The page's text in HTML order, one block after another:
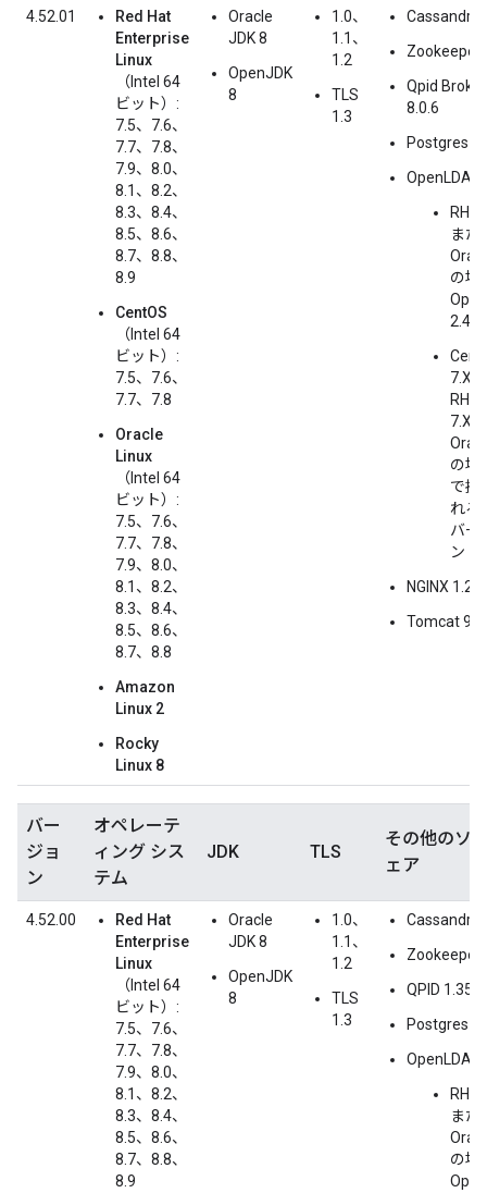
4.52.01
Red Hat
Enterprise
Linux
（Intel 64
ビット）:
7.5、7.6、
7.7、7.8、
7.9、8.0、
8.1、8.2、
8.3、8.4、
8.5、8.6、
8.7、8.8、
8.9
CentOS
（Intel 64
ビット）:
7.5、7.6、
7.7、7.8
Oracle
Linux
（Intel 64
ビット）:
7.5、7.6、
7.7、7.8、
7.9、8.0、
8.1、8.2、
8.3、8.4、
8.5、8.6、
8.7、8.8
Amazon
Linux 2
Rocky
Linux 8
Oracle
JDK 8
OpenJDK
8
1.0、
1.1、
1.2
TLS
1.3
Cassandra
Zookeeper
Qpid
8.0.6
Postgres
OpenLDAP:
また
の場
2.4
7.X、
7.X、
の場
で提
れる
バー
ン
NGINX
Tomcat
バー
ジョ
ン
オペレーテ
ィング シス
テム
JDK TLS
その他のソ
ェア
4.52.00
Red Hat
Enterprise
Linux
（Intel 64
ビット）:
7.5、7.6、
7.7、7.8、
7.9、8.0、
8.1、8.2、
8.3、8.4、
8.5、8.6、
8.7、8.8、
8.9
Oracle
JDK 8
OpenJDK
8
1.0、
1.1、
1.2
TLS
1.3
Cassandra
Zookeeper
QPID 1.35
Postgres
OpenLDAP:
また
の場